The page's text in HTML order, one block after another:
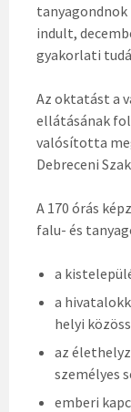
tanyagondnok
indult,
gyakorlati
Az oktatást a
ellátásának
valósította
Debreceni
A 170 órás
falu- és
a
a
helyi
az
személyes
emberi